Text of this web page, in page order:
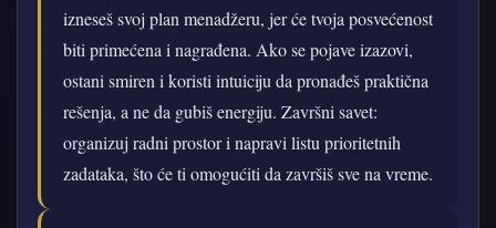
izneseš svoj plan menadžeru, jer će tvoja posvećenost
biti primećena i nagrađena. Ako se pojave izazovi,
ostani smiren i koristi intuiciju da pronađeš praktična
rešenja, a ne da gubiš energiju. Završni savet:
organizuj radni prostor i napravi listu prioritetnih
zadataka, što će ti omogućiti da završiš sve na vreme.